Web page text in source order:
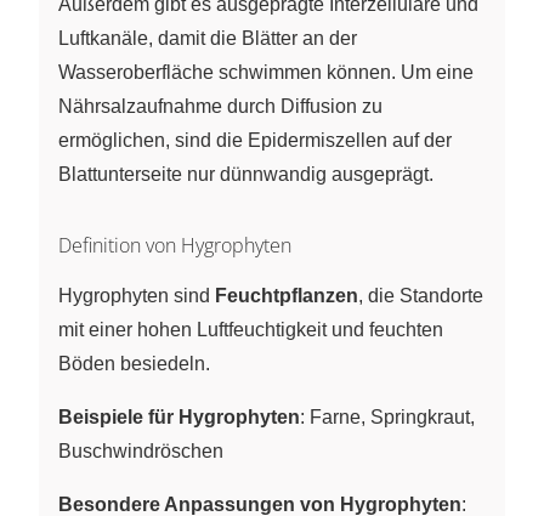
Luftkanäle, damit die Blätter an der
Wasseroberfläche schwimmen können. Um eine
Nährsalzaufnahme durch Diffusion zu
ermöglichen, sind die Epidermiszellen auf der
Blattunterseite nur dünnwandig ausgeprägt.
Definition von Hygrophyten
Hygrophyten sind Feuchtpflanzen, die Standorte
mit einer hohen Luftfeuchtigkeit und feuchten
Böden besiedeln.
Beispiele für Hygrophyten: Farne, Springkraut,
Buschwindröschen
Besondere Anpassungen von Hygrophyten: